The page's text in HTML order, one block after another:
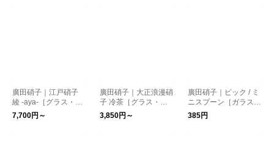
廣田硝子｜江戸硝子
綾 -aya-［グラス・タ
ンブラー・ギフト］
7,700円～
廣田硝子｜大正浪漫硝
子 冷茶［グラス・コ
ップ・日本製］
3,850円～
廣田硝子｜ピック / ミ
ニスプーン［ガラス
製・テーブルウェア・
日本製］
385円